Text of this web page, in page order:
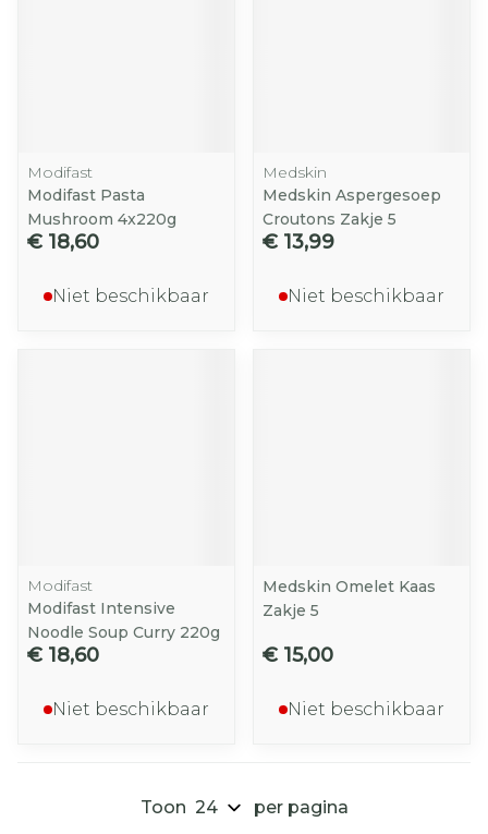
Modifast
Modifast Pasta
Mushroom 4x220g
€ 18,60
Niet beschikbaar
Medskin
Medskin Aspergesoep
Croutons Zakje 5
€ 13,99
Niet beschikbaar
Modifast
Modifast Intensive
Noodle Soup Curry 220g
€ 18,60
Niet beschikbaar
Medskin Omelet Kaas
Zakje 5
€ 15,00
Niet beschikbaar
Toon per pagina